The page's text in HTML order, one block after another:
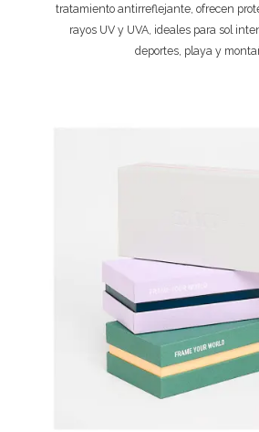
tratamiento antirreflejante, ofrecen
rayos UV y UVA, ideales para sol
deportes, playa y